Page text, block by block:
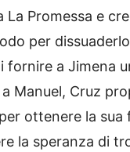
La Promessa e
per
fornire a Jimena
Manuel, Cruz
ottenere la sua
la speranza di